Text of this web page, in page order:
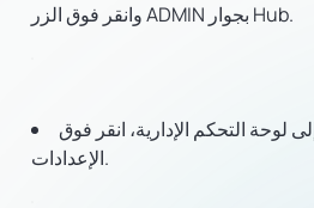
وانقر فوق الزر ADMIN بجوار Hub.
لوحة التحكم الإدارية، انقر فوق
الإعدادات.